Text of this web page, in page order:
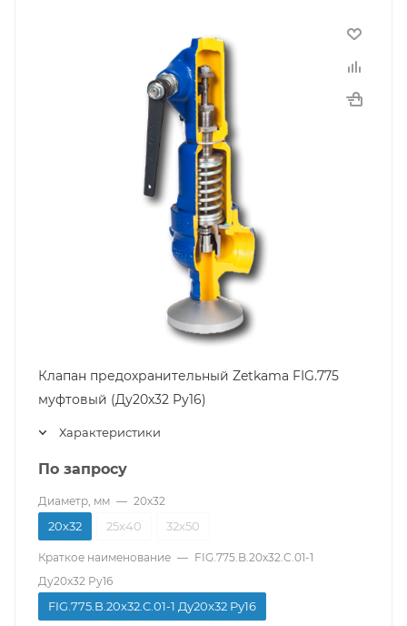
Клапан предохранительный Zetkama FIG.775
муфтовый (Ду20х32 Pу16)
Характеристики
По запросу
Диаметр, мм — 20х32
20х32 25х40 32х50
Краткое наименование — FIG.775.B.20х32.C.01-1
Ду20x32 Pу16
FIG.775.B.20х32.C.01-1 Ду20x32 Pу16